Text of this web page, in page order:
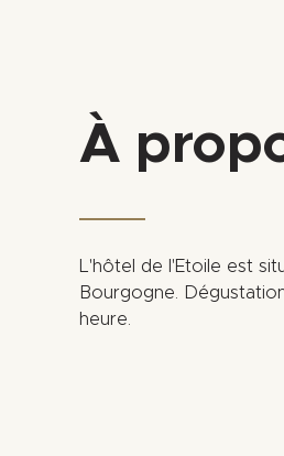
À
L'hôtel de l'Etoile est
Bourgogne.
heure.